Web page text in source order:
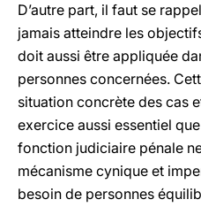
D’autre part, il faut se
jamais atteindre les
doit aussi être appliquée
personnes concernées.
situation concrète des cas
exercice aussi essentiel
fonction judiciaire pénale
mécanisme cynique et
besoin de personnes